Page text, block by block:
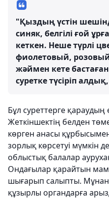
"Қыздың үстін
синяк, белгілі ғой
кеткен. Неше түрлі
фиолетовый,
жәймен кете
суретке түсіріп
Бұл суреттерге
Жеткіншектің белден
көрген анасы
зорлық көрсетуі мүмкін
облыстық балалар
Ондағылар қарайтын
шығарып салыпты.
құзырлы органдарға